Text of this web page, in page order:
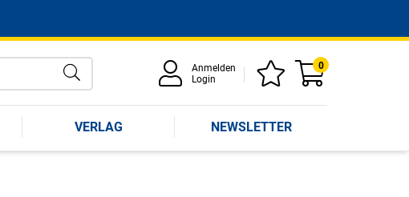
Anmelden
Login
0
VERLAG NEWSLETTER